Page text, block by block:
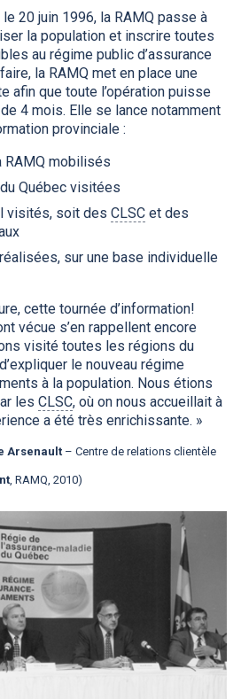
20 juin 1996, la RAMQ passe à
la population et inscrire toutes
au régime public d’assurance
la RAMQ met en place une
afin que toute l’opération puisse
4 mois. Elle se lance notamment
provinciale :
RAMQ mobilisés
Québec visitées
visités, soit des CLSC et des
sur une base individuelle
cette tournée d’information!
vécue s’en rappellent encore
visité toutes les régions du
le nouveau régime
à la population. Nous étions
les CLSC, où on nous accueillait à
a été très enrichissante. »
Arsenault – Centre de relations clientèle
RAMQ , 2010)